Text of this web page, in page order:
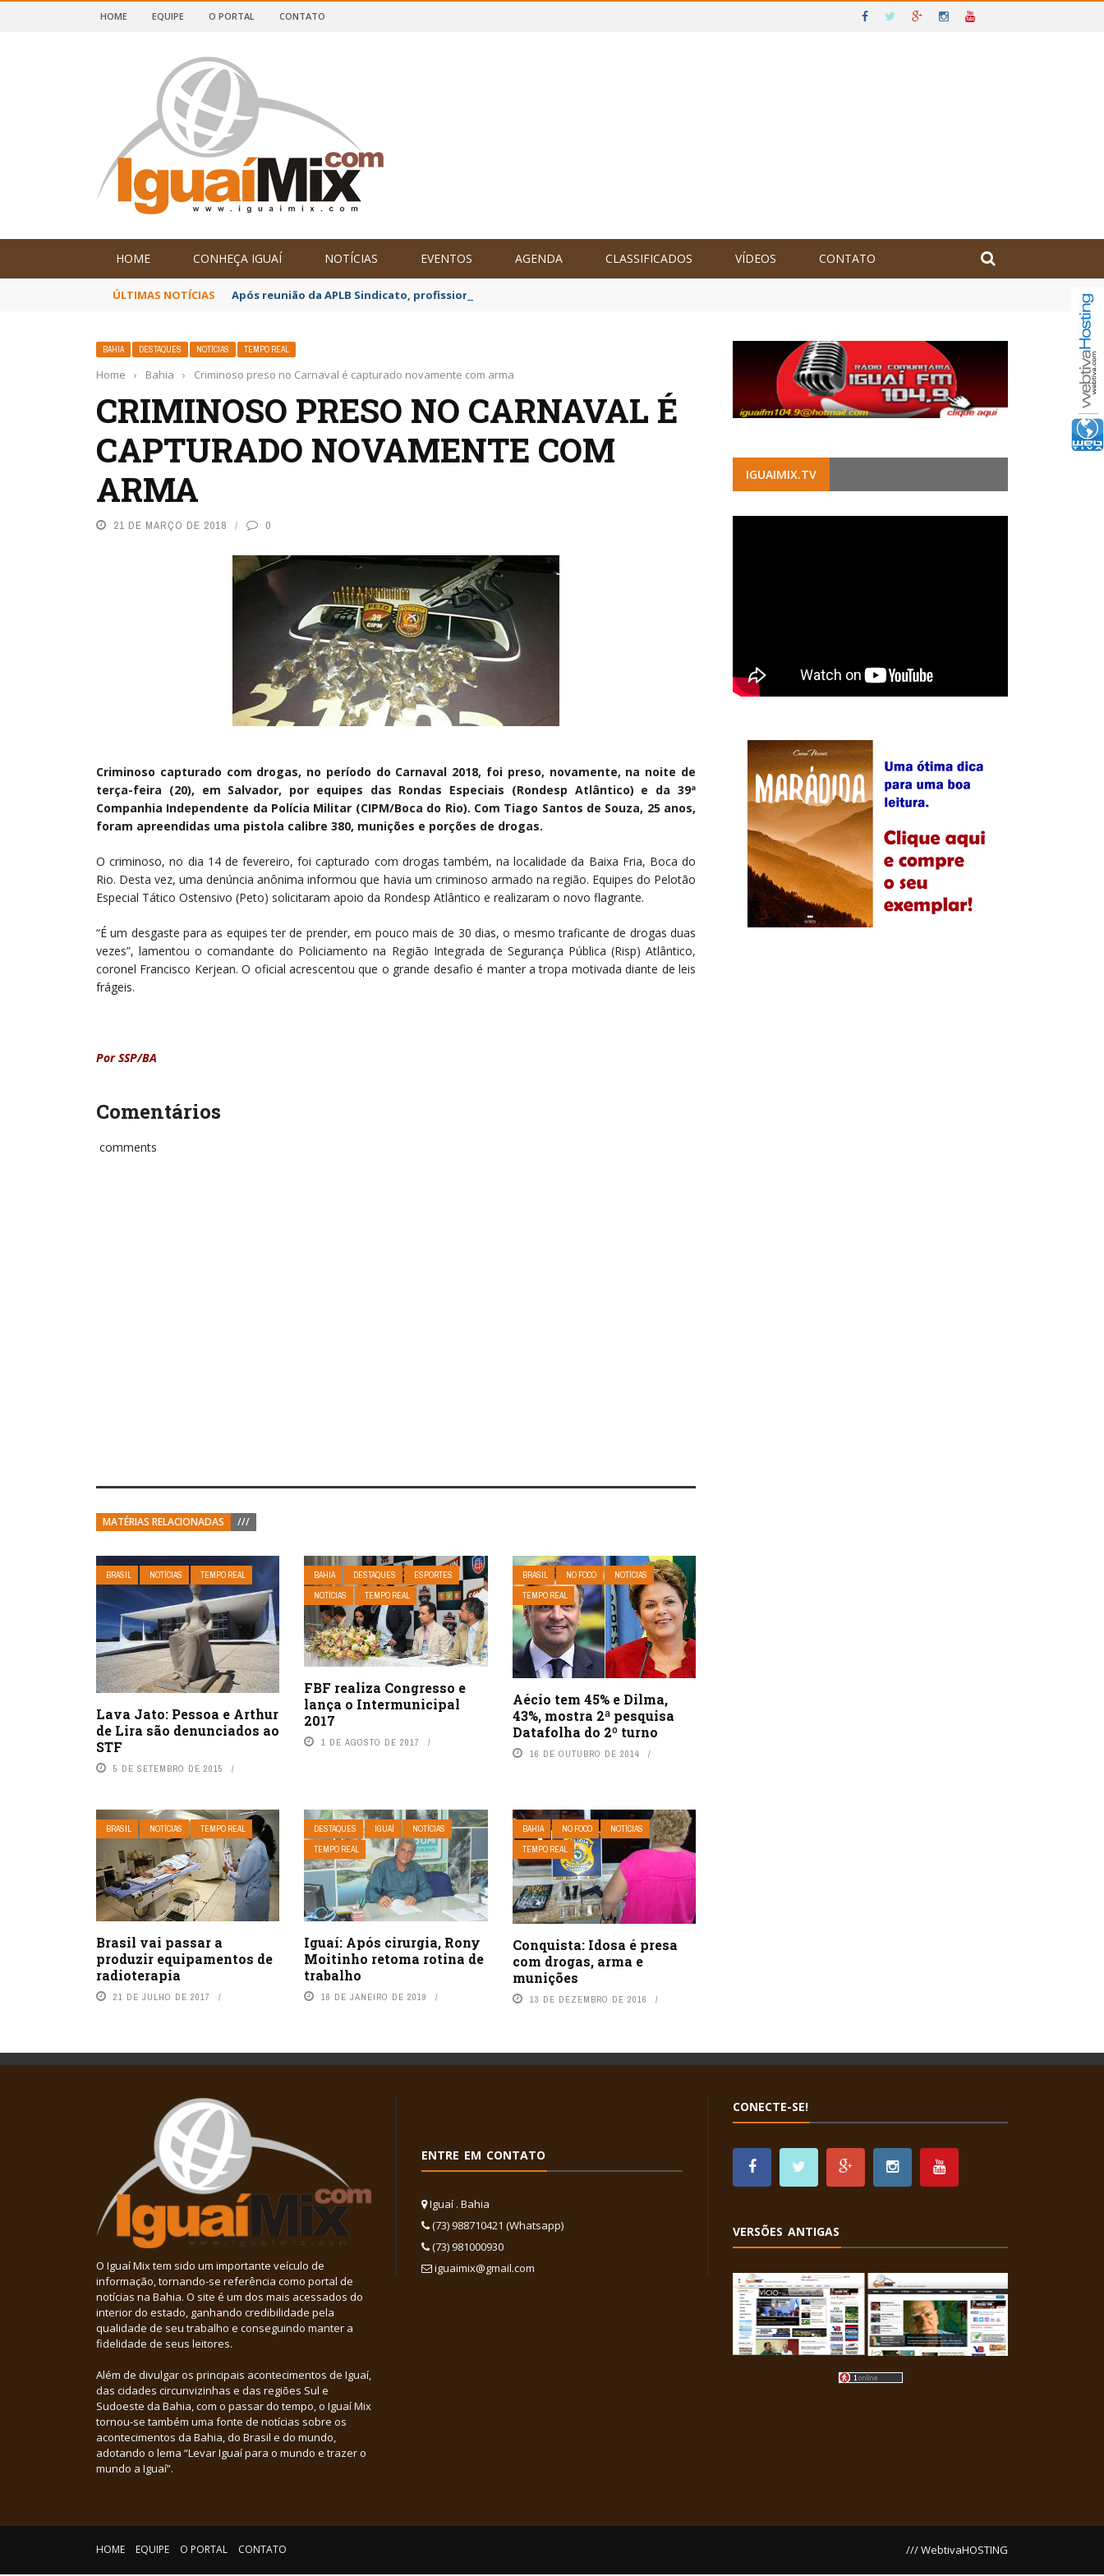
E SUDOESTE DA BAHIA
HOME EQUIPE O PORTAL CONTATO
HOME CONHEÇA IGUAÍ NOTÍCIAS EVENTOS AGENDA CLASSIFICADOS VÍDEOS CONTATO
ÚLTIMAS NOTÍCIAS Após reunião da APLB Sindicato, profissionais da educação de Iguaí decretam mobilização
BAHIA DESTAQUES NOTÍCIAS TEMPO REAL
Home › Bahia › Criminoso preso no Carnaval é capturado novamente com arma
CRIMINOSO PRESO NO CARNAVAL É
CAPTURADO NOVAMENTE COM
ARMA
21 DE MARÇO DE 2018 0
Criminoso capturado com drogas, no período do Carnaval 2018, foi preso, novamente, na noite de
terça-feira (20), em Salvador, por equipes das Rondas Especiais (Rondesp Atlântico) e da 39ª
Companhia Independente da Polícia Militar (CIPM/Boca do Rio). Com Tiago Santos de Souza, 25 anos,
foram apreendidas uma pistola calibre 380, munições e porções de drogas.
O criminoso, no dia 14 de fevereiro, foi capturado com drogas também, na localidade da Baixa Fria, Boca do
Rio. Desta vez, uma denúncia anônima informou que havia um criminoso armado na região. Equipes do Pelotão
Especial Tático Ostensivo (Peto) solicitaram apoio da Rondesp Atlântico e realizaram o novo flagrante.
“É um desgaste para as equipes ter de prender, em pouco mais de 30 dias, o mesmo traficante de drogas duas
vezes”, lamentou o comandante do Policiamento na Região Integrada de Segurança Pública (Risp) Atlântico,
coronel Francisco Kerjean. O oficial acrescentou que o grande desafio é manter a tropa motivada diante de leis
frágeis.
Por SSP/BA
Comentários
comments
MATÉRIAS RELACIONADAS ///
BRASIL NOTÍCIAS TEMPO REAL
Lava Jato: Pessoa e Arthur
de Lira são denunciados ao
STF
5 DE SETEMBRO DE 2015
BAHIA DESTAQUES
ESPORTES
NOTÍCIAS
TEMPO REAL
FBF realiza Congresso e
lança o Intermunicipal
2017
1 DE AGOSTO DE 2017
BRASIL NO FOCO
NOTÍCIAS
TEMPO REAL
Aécio tem 45% e Dilma,
43%, mostra 2ª pesquisa
Datafolha do 2º turno
16 DE OUTUBRO DE 2014
BRASIL NOTÍCIAS TEMPO REAL
Brasil vai passar a
produzir equipamentos de
radioterapia
21 DE JULHO DE 2017
DESTAQUES IGUAÍ
NOTÍCIAS
TEMPO REAL
Iguaí: Após cirurgia, Rony
Moitinho retoma rotina de
trabalho
16 DE JANEIRO DE 2019
BAHIA NO FOCO
NOTÍCIAS
TEMPO REAL
Conquista: Idosa é presa
com drogas, arma e
munições
13 DE DEZEMBRO DE 2016
IGUAIMIX.TV
O Iguaí Mix tem sido um importante veículo de
informação, tornando-se referência como portal de
notícias na Bahia. O site é um dos mais acessados do
interior do estado, ganhando credibilidade pela
qualidade de seu trabalho e conseguindo manter a
fidelidade de seus leitores.
Além de divulgar os principais acontecimentos de Iguaí,
das cidades circunvizinhas e das regiões Sul e
Sudoeste da Bahia, com o passar do tempo, o Iguaí Mix
tornou-se também uma fonte de notícias sobre os
acontecimentos da Bahia, do Brasil e do mundo,
adotando o lema “Levar Iguaí para o mundo e trazer o
mundo a Iguaí”.
ENTRE EM CONTATO
Iguaí . Bahia
(73) 988710421 (Whatsapp)
(73) 981000930
iguaimix@gmail.com
CONECTE-SE!
VERSÕES ANTIGAS
HOME EQUIPE O PORTAL CONTATO /// WebtivaHOSTING